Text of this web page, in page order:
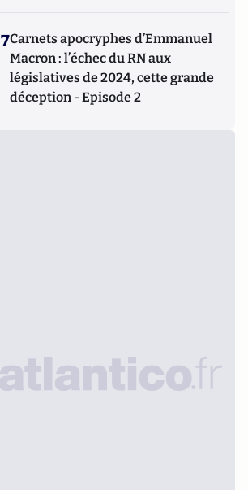
7Carnets apocryphes d’Emmanuel
Macron : l’échec du RN aux
législatives de 2024, cette grande
déception - Episode 2